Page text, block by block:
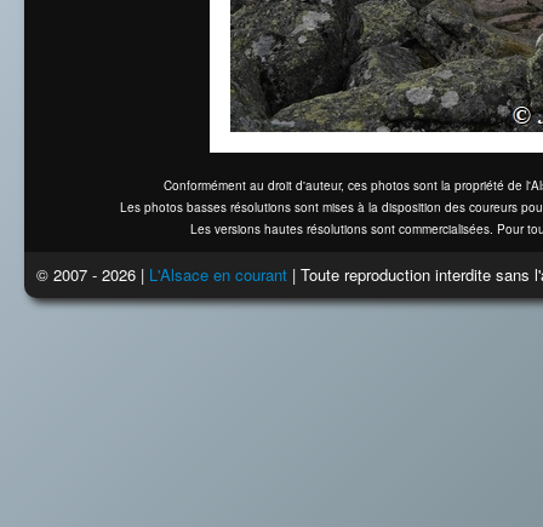
Conformément au droit d'auteur, ces photos sont la propriété de
Les photos basses résolutions sont mises à la disposition des coureurs
Les versions hautes résolutions sont commercialisées. Pour
© 2007 - 2026 | L'Alsace en courant | Toute reproduction interdite sans